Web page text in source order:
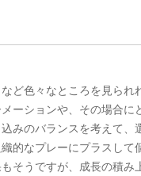
ど色々なところを見られ
ーションや、その場合に
みのバランスを考えて、
的なプレーにプラスして
そうですが、成長の積み